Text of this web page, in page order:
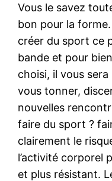
Vous le savez
bon pour la
créer du sport ce
bande et pour
choisi, il vous sera
vous tonner,
nouvelles
faire du sport ?
clairement le
l’activité corporel
et plus résistant.